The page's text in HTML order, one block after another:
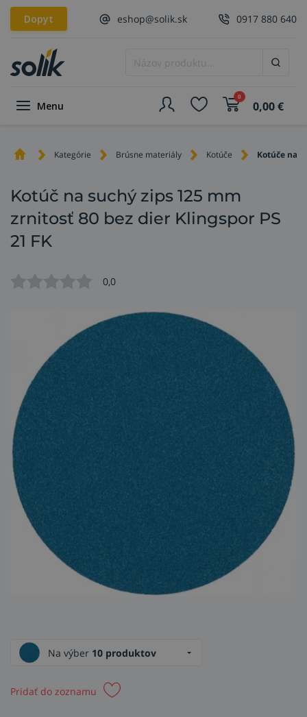
Dopyt eshop@solik.sk 0917 880 640
Menu
0
0,00€
Kategórie Brúsne materiály Kotúče Kotúče na
Kotúč na suchý zips 125 mm
zrnitosť 80 bez dier Klingspor PS
21 FK
0,0
Na výber 10 produktov
Pridať do zoznamu